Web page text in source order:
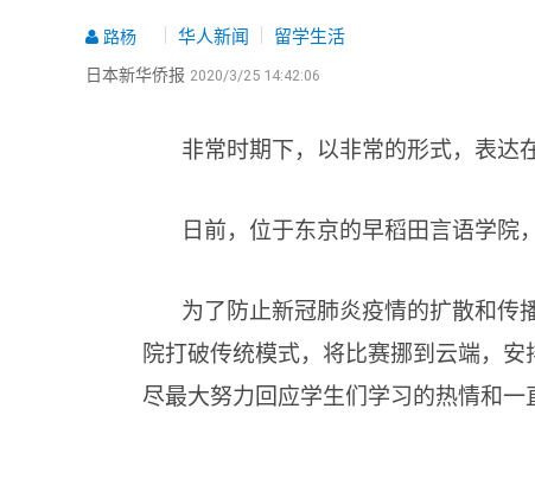
路杨 华人新闻 留学生活
日本新华侨报 2020/3/25 14:42:06
非常时期下，以非常的形式，表达
日前，位于东京的早稻田言语学院
为了防止新冠肺炎疫情的扩散和传
院打破传统模式，将比赛挪到云端，
尽最大努力回应学生们学习的热情和一